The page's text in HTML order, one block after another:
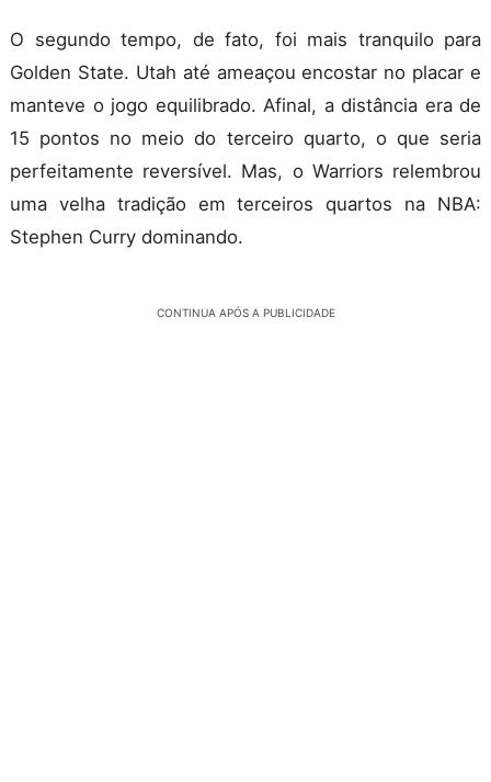
O segundo tempo, de fato, foi mais tranquilo para
Golden State. Utah até ameaçou encostar no placar e
manteve o jogo equilibrado. Afinal, a distância era de
15 pontos no meio do terceiro quarto, o que seria
perfeitamente reversível. Mas, o Warriors relembrou
uma velha tradição em terceiros quartos na NBA:
Stephen Curry dominando.
CONTINUA APÓS A PUBLICIDADE